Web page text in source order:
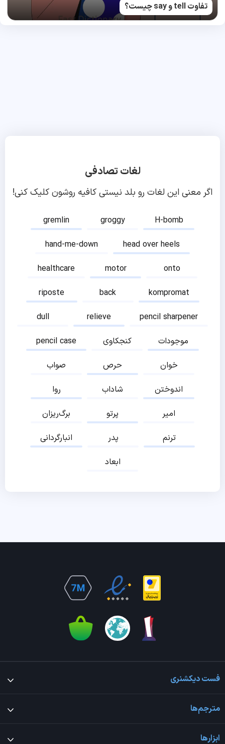
تفاوت tell و say چیست؟
لغات تصادفی
اگر معنی این لغات رو بلد نیستی کافیه روشون کلیک کنی!
gremlin groggy
H-bomb
hand-me-down
head over heels
healthcare
motor
onto
riposte
back
kompromat
dull
relieve
pencil sharpener
pencil case
کنجکاوی
موجودات
صواب
حرص
خوان
روا
شاداب
اندوختن
برگ‌ریزان
پرتو
امیر
انبارگردانی
پدر
ترنم
ابعاد
فست دیکشنری
مترجم‌ها
ابزارها